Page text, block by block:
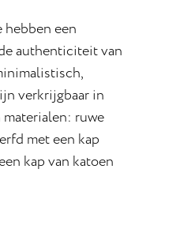
een
authenticiteit van
verkrijgbaar in
ruwe
met een kap
kap van katoen